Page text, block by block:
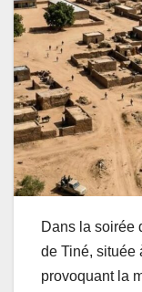
Dans la soirée
de Tiné, située
provoquant la